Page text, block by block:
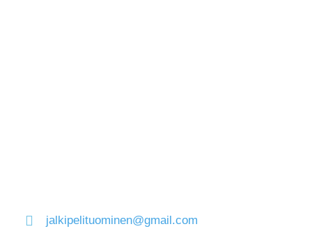
jalkipelituominen@gmail.com